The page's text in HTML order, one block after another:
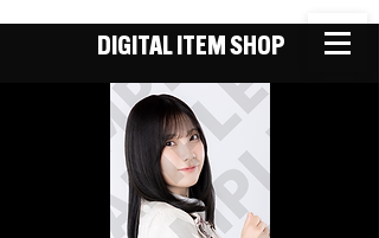
DIGITAL ITEM SHOP